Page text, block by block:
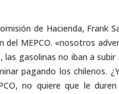
de Hacienda, Frank
MEPCO. «nosotros
las gasolinas no iban a
pagando los chilenos.
no quiere que le